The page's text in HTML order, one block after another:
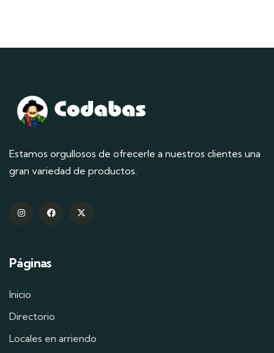
Estamos orgullosos de ofrecerle a nuestros clientes una
gran variedad de productos.
Páginas
Inicio
Directorio
Locales en arriendo